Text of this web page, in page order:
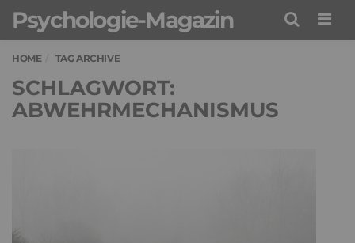
Psychologie-Magazin
HOME TAG ARCHIVE
SCHLAGWORT:
ABWEHRMECHANISMUS